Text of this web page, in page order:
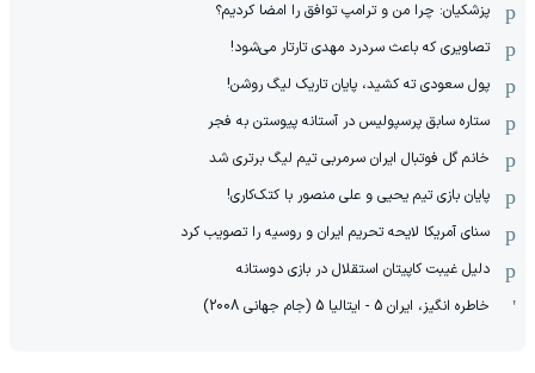
پزشکیان: چرا من و ترامپ توافق را امضا کردیم؟
تصاویری که باعث سردرد مهدی تارتار می‌شود!
پول سعودی ته کشید، پایان تاریک لیگ روشن!
ستاره سابق پرسپولیس در آستانه پیوستن به فجر
خانم گل فوتبال ایران سرمربی تیم لیگ برتری شد
پایان بازی تیم یحیی و علی منصور با کتک‌کاری!
سنای آمریکا لایحه تحریم ایران و روسیه را تصویب کرد
دلیل غیبت کاپیتان استقلال در بازی دوستانه
خاطره انگیز، ایران 5 - ایتالیا 5 (جام جهانی 2008)